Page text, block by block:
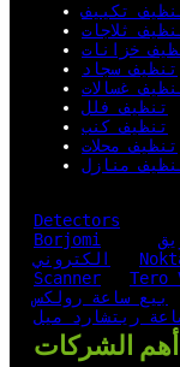
تكييف
ثلاجات
خزانات
تنظيف سجاد
غسالات
تنظيف فلل
تنظيف كنب
تنظيف محلات
منازل
Detectors
Borjomi
الكتروني
Scanner
Tero
بيع ساعة رولكس
ريتشارد ميل
أهم الشركات